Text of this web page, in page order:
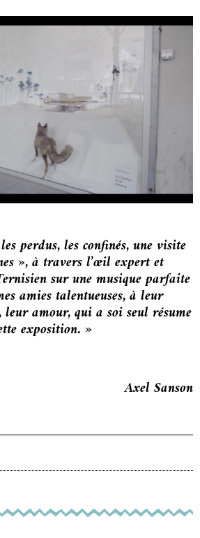
perdus, les confinés, une visite
», à travers l’œil expert et
sur une musique parfaite
amies talentueuses, à leur
leur amour, qui a soi seul résume
exposition. »
Axel Sanson